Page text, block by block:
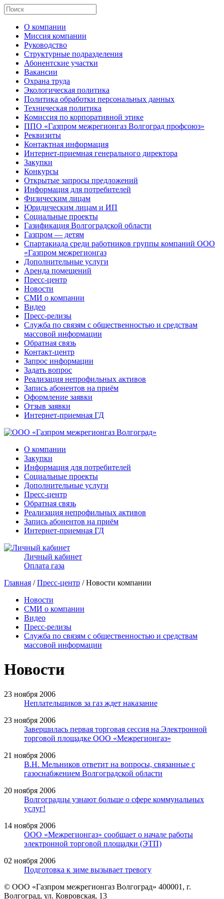
О компании
Миссия компании
Руководство
Структурные подразделения
Абонентские участки
Вакансии
Охрана труда
Экологическая политика
Политика обработки персональных данных
Техническая политика
Комиссия по корпоративной этике
ППО «Газпром межрегионгаз Волгоград профсоюз»
Реквизиты
Контактная информация
Интернет-приемная генерального директора
Закупки
Конкурсы
Открытые запросы предложений
Информация для потребителей
Физическим лицам
Юридическим лицам и ИП
Социальные проекты
Газификация Волгоградской области
Газпром — детям
Спартакиада среди работников группы компаний ООО
«Газпром межрегионгаз
Дополнительные услуги
Аренда помещений
Пресс-центр
Новости
СМИ о компании
Видео
Пресс-релизы
Служба по связям с общественностью и средствам
массовой информации
Обратная связь
Контакт-центр
Запрос информации
Задать вопрос
Реализация непрофильных активов
Запись абонентов на приём
Оформление заявки
Отзыв заявки
Интернет-приемная ГД
О компании
Закупки
Информация для потребителей
Социальные проекты
Дополнительные услуги
Пресс-центр
Обратная связь
Реализация непрофильных активов
Запись абонентов на приём
Интернет-приемная ГД
Личный кабинет
Оплата газа
Главная /Пресс-центр / Новости компании
Новости
СМИ о компании
Видео
Пресс-релизы
Служба по связям с общественностью и средствам
массовой информации
Новости
23 ноября 2006
Неплательщиков за газ ждет наказание
23 ноября 2006
Завершилась первая торговая сессия на Электронной
торговой площадке ООО «Межрегионгаз»
21 ноября 2006
В.Н. Мельников ответит на вопросы, связанные с
газоснабжением Волгоградской области
20 ноября 2006
Волгоградцы узнают больше о сфере коммунальных
услуг!
14 ноября 2006
ООО «Межрегионгаз» сообщает о начале работы
электронной торговой площадки (ЭТП)
02 ноября 2006
Подготовка к зиме вызывает тревогу
© ООО «Газпром межрегионгаз Волгоград» 400001, г.
Волгоград, ул. Ковровская, 13